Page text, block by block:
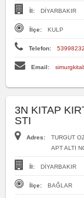
İl: DİYARBAKIR
İlçe: KULP
Telefon:
Email:
3N KITAP
STI
Adres:
TURGUT
APT ALTI
İl: DİYARBAKIR
İlçe: BAĞLAR